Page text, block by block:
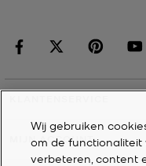
MIJN ACCOUNT
Wij gebruiken
om de functionaliteit
verbeteren, content